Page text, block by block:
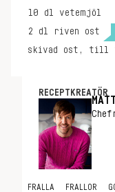
10 dl
vetemjöl
2 dl riven ost
skivad ost, till
RECEPTKREATÖR
FRALLA FRALLOR